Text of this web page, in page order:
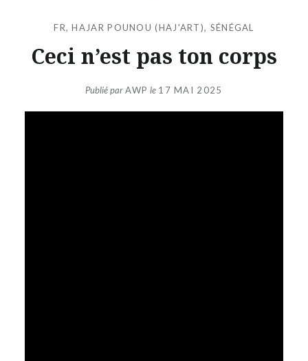
FR,HAJAR POUNOU (HAJ'ART), SÉNÉGAL
Ceci n’est pas ton corps
Publié parAWP le 17 MAI 2025